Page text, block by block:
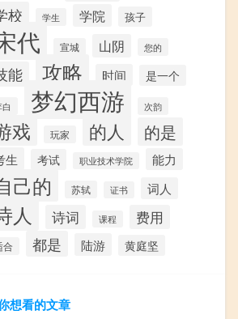
校 学生 学院 孩子
代 宣城 山阴 您的
能 攻略 时间 是一个
梦幻西游 次韵
戏 玩家 的人 的是
生 考试 职业技术学院 能力
己的 苏轼 证书 词人
人 诗词 课程 费用
合 都是 陆游 黄庭坚
想看的文章